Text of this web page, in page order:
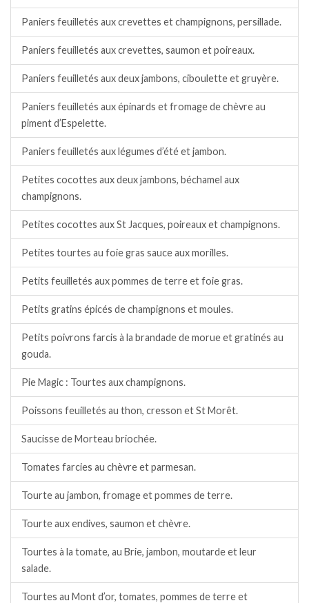
Paniers feuilletés aux crevettes et champignons, persillade.
Paniers feuilletés aux crevettes, saumon et poireaux.
Paniers feuilletés aux deux jambons, ciboulette et gruyère.
Paniers feuilletés aux épinards et fromage de chèvre au
piment d’Espelette.
Paniers feuilletés aux légumes d’été et jambon.
Petites cocottes aux deux jambons, béchamel aux
champignons.
Petites cocottes aux St Jacques, poireaux et champignons.
Petites tourtes au foie gras sauce aux morilles.
Petits feuilletés aux pommes de terre et foie gras.
Petits gratins épicés de champignons et moules.
Petits poivrons farcis à la brandade de morue et gratinés au
gouda.
Pie Magic : Tourtes aux champignons.
Poissons feuilletés au thon, cresson et St Morêt.
Saucisse de Morteau briochée.
Tomates farcies au chèvre et parmesan.
Tourte au jambon, fromage et pommes de terre.
Tourte aux endives, saumon et chèvre.
Tourtes à la tomate, au Brie, jambon, moutarde et leur
salade.
Tourtes au Mont d’or, tomates, pommes de terre et